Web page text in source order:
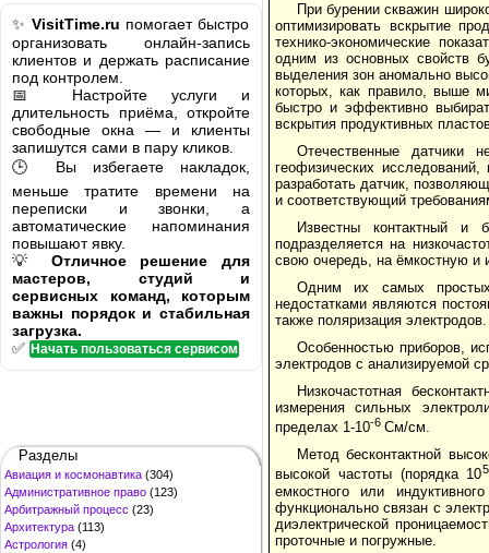
✨ VisitTime.ru помогает быстро
организовать онлайн-запись
клиентов и держать расписание
под контролем.
📅 Настройте услуги и
длительность приёма, откройте
свободные окна — и клиенты
запишутся сами в пару кликов.
🕒 Вы избегаете накладок,
меньше тратите времени на
переписки и звонки, а
автоматические напоминания
повышают явку.
💡 Отличное решение для
мастеров, студий и
сервисных команд, которым
важны порядок и стабильная
загрузка.
✅ Начать пользоваться сервисом
Разделы
Авиация и космонавтика (304)
Административное право (123)
Арбитражный процесс (23)
Архитектура (113)
Астрология (4)
При бурении скважин
оптимизировать вскрытие
технико-экономические
одним из основных свойств
выделения зон аномально
которых, как правило, выше
быстро и эффективно
вскрытия продуктивных
Отечественные датчики
геофизических
разработать датчик,
и соответствующий
Известны контактный и
подразделяется на
свою очередь, на ёмкостную и
Одним их самых простых
недостатками являются
также поляризация электродов.
Особенностью приборов,
электродов с анализируемой
Низкочастотная
измерения сильных
пределах 1-10-6 См/см.
Метод бесконтактной
высокой частоты (порядка 105
емкостного или
функционально связан с
диэлектрической
проточные и погружные.